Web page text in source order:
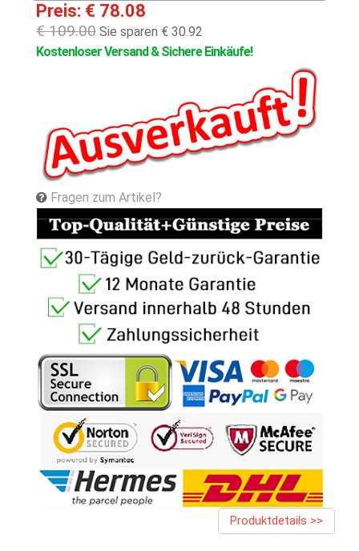
Preis: € 78.08
€ 109.00 Sie sparen € 30.92
Kostenloser Versand & Sichere Einkäufe!
Fragen zum Artikel?
Produktdetails >>